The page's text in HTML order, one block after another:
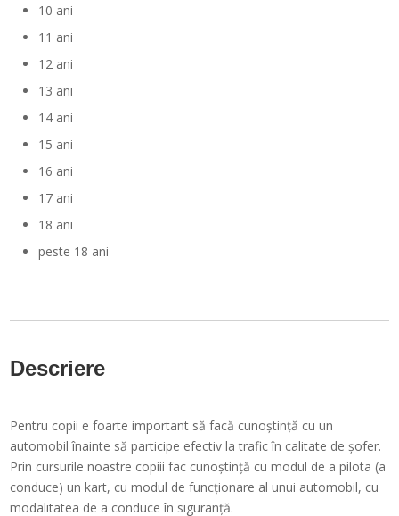
10 ani
11 ani
12 ani
13 ani
14 ani
15 ani
16 ani
17 ani
18 ani
peste 18 ani
Descriere
Pentru copii e foarte important să facă cunoștință cu un
automobil înainte să participe efectiv la trafic în calitate de șofer.
Prin cursurile noastre copiii fac cunoștință cu modul de a pilota (a
conduce) un kart, cu modul de funcționare al unui automobil, cu
modalitatea de a conduce în siguranță.